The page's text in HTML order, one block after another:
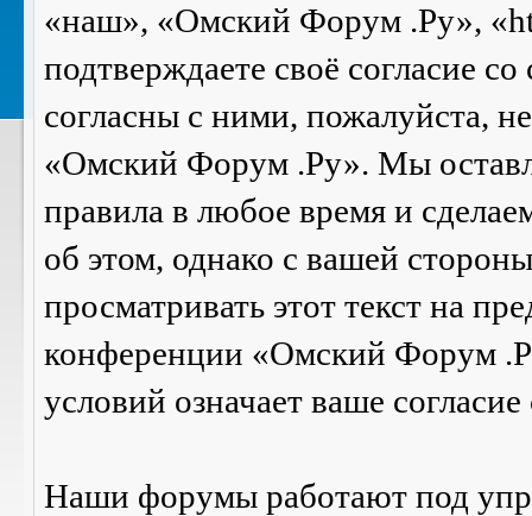
«наш», «Омский Форум .Ру»,
подтверждаете своё согласие
согласны с ними, пожалуйста,
«Омский Форум .Ру». Мы
правила в любое время и
об этом, однако с вашей
просматривать этот текст на
конференции «Омский Форум
условий означает ваше
Наши форумы работают под